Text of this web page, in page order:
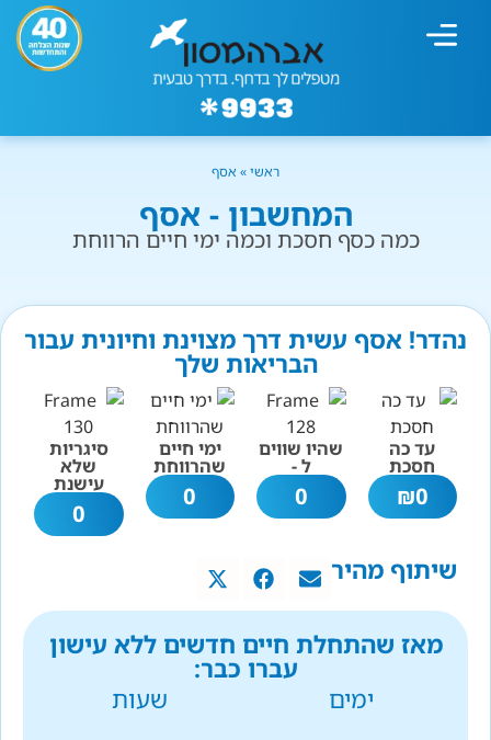
ראשי» אסף
המחשבון - אסף
כמה כסף חסכת וכמה ימי חיים הרווחת
נהדר! אסף עשית דרך מצוינת וחיונית עבור
הבריאות שלך
עד כה
חסכת
0
₪
שהיו שווים
ל -
0
ימי חיים
שהרווחת
0
סיגריות
שלא
עישנת
0
שיתוף מהיר
מאז שהתחלת חיים חדשים ללא עישון
עברו כבר:
ימים
שעות